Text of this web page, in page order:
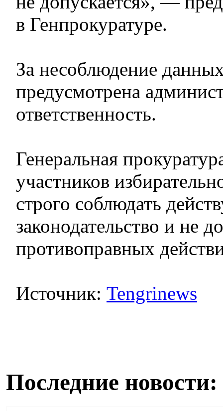
в Генпрокуратуре.
За несоблюдение
предусмотрена
ответственность.
Генеральная
участников
строго соблюдать
законодательство и не
противоправных
Источник: Tengrinews
Последние новости: